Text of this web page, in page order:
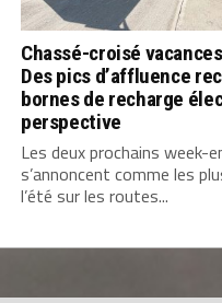
Chassé-croisé
Des pics d’affluence
bornes de recharge
perspective
Les deux prochains week-
s’annoncent comme les
l’été sur les routes...